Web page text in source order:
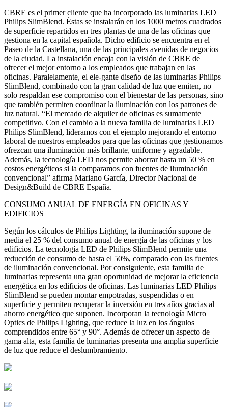
CBRE es el primer cliente que ha incorporado las luminarias LED
Philips SlimBlend. Éstas se instalarán en los 1000 metros cuadrados
de superficie repartidos en tres plantas de una de las oficinas que
gestiona en la capital española. Dicho edificio se encuentra en el
Paseo de la Castellana, una de las principales avenidas de negocios
de la ciudad. La instalación encaja con la visión de CBRE de
ofrecer el mejor entorno a los empleados que trabajan en las
oficinas. Paralelamente, el ele-gante diseño de las luminarias Philips
SlimBlend, combinado con la gran calidad de luz que emiten, no
solo respaldan ese compromiso con el bienestar de las personas, sino
que también permiten coordinar la iluminación con los patrones de
luz natural. “El mercado de alquiler de oficinas es sumamente
competitivo. Con el cambio a la nueva familia de luminarias LED
Philips SlimBlend, lideramos con el ejemplo mejorando el entorno
laboral de nuestros empleados para que las oficinas que gestionamos
ofrezcan una iluminación más brillante, uniforme y agradable.
Además, la tecnología LED nos permite ahorrar hasta un 50 % en
costos energéticos si la comparamos con fuentes de iluminación
convencional” afirma Mariano García, Director Nacional de
Design&Build de CBRE España.
CONSUMO ANUAL DE ENERGÍA EN OFICINAS Y
EDIFICIOS
Según los cálculos de Philips Lighting, la iluminación supone de
media el 25 % del consumo anual de energía de las oficinas y los
edificios. La tecnología LED de Philips SlimBlend permite una
reducción de consumo de hasta el 50%, comparado con las fuentes
de iluminación convencional. Por consiguiente, esta familia de
luminarias representa una gran oportunidad de mejorar la eficiencia
energética en los edificios de oficinas. Las luminarias LED Philips
SlimBlend se pueden montar empotradas, suspendidas o en
superficie y permiten recuperar la inversión en tres años gracias al
ahorro energético que suponen. Incorporan la tecnología Micro
Optics de Philips Lighting, que reduce la luz en los ángulos
comprendidos entre 65° y 90°. Además de ofrecer un aspecto de
gama alta, esta familia de luminarias presenta una amplia superficie
de luz que reduce el deslumbramiento.